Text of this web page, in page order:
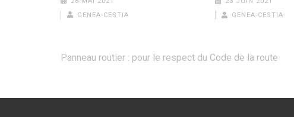
GENEA-CESTIA
GENEA-CESTIA
Navigation
Panneau routier : pour le respect du Code de la route